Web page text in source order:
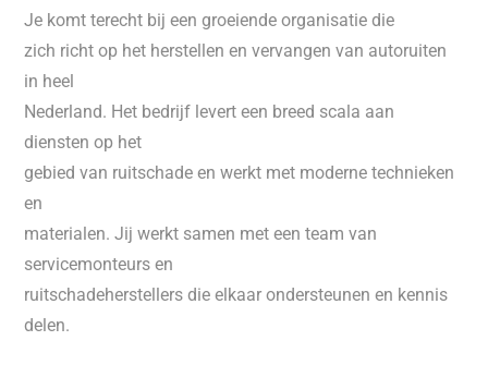
Je komt terecht bij een groeiende organisatie die
zich richt op het herstellen en vervangen van autoruiten
in heel
Nederland. Het bedrijf levert een breed scala aan
diensten op het
gebied van ruitschade en werkt met moderne technieken
en
materialen. Jij werkt samen met een team van
servicemonteurs en
ruitschadeherstellers die elkaar ondersteunen en kennis
delen.